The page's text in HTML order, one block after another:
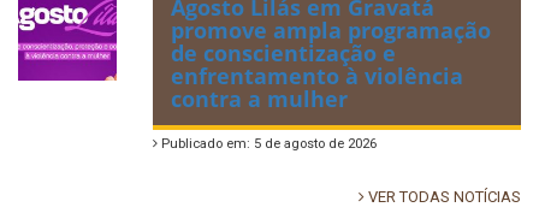
Agosto Lilás em Gravatá
promove ampla programação
de conscientização e
enfrentamento à violência
contra a mulher
Publicado em: 5 de agosto de 2026
VER TODAS NOTÍCIAS